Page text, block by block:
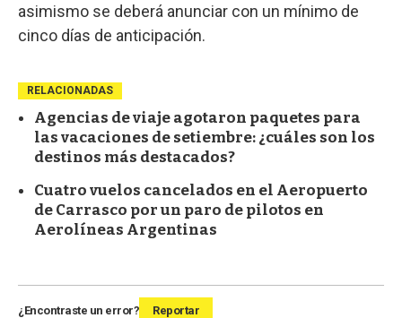
asimismo se deberá anunciar con un mínimo de
cinco días de anticipación.
RELACIONADAS
Agencias de viaje agotaron paquetes para
las vacaciones de setiembre: ¿cuáles son los
destinos más destacados?
Cuatro vuelos cancelados en el Aeropuerto
de Carrasco por un paro de pilotos en
Aerolíneas Argentinas
¿Encontraste un error? Reportar